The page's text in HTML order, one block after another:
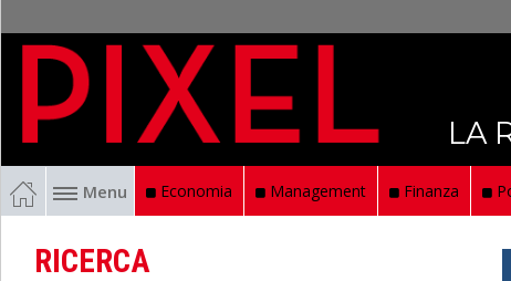
LA
Menu Economia Management Finanza
RICERCA